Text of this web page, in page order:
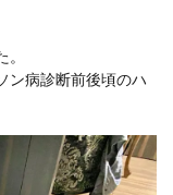
ン病診断前後頃のハ